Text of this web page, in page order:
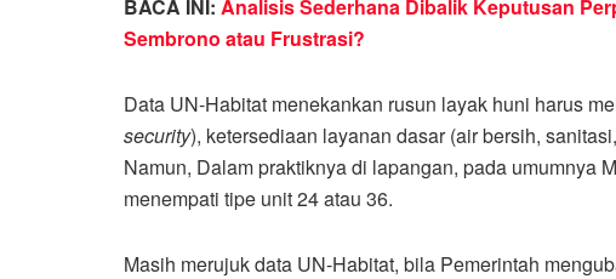
BACA INI: Analisis Sederhana Dibalik Keputusan
Sembrono atau Frustrasi?
Data UN-Habitat menekankan rusun layak huni harus
security), ketersediaan layanan dasar (air bersih,
Namun, Dalam praktiknya di lapangan, pada umumnya
menempati tipe unit 24 atau 36.
Masih merujuk data UN-Habitat, bila Pemerintah